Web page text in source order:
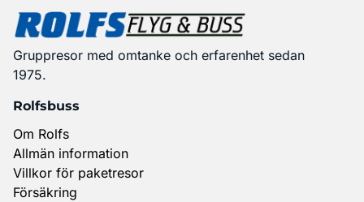
Gruppresor med omtanke och erfarenhet sedan
1975.
Rolfsbuss
Om Rolfs
Allmän information
Villkor för paketresor
Försäkring